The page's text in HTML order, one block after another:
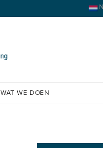
WAT WE DOEN